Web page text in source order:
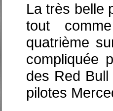
La très belle
tout
quatrième
compliquée
des Red
pilotes